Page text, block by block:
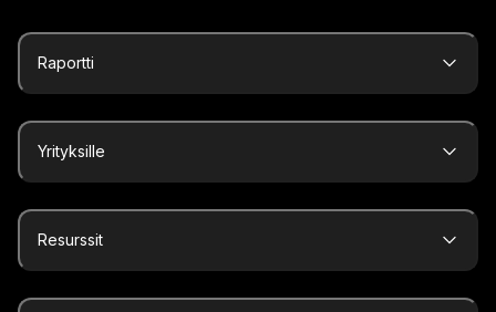
Raportti
Yrityksille
Resurssit